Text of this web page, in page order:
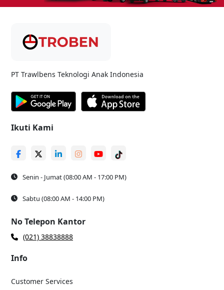
PT Trawlbens Teknologi Anak Indonesia
Ikuti Kami
Senin - Jumat (08:00 AM - 17:00 PM)
Sabtu (08:00 AM - 14:00 PM)
No Telepon Kantor
(021) 38838888
Info
Customer Services